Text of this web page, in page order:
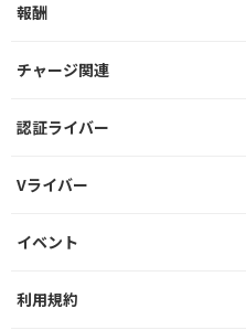
報酬
チャージ関連
認証ライバー
Vライバー
イベント
利用規約